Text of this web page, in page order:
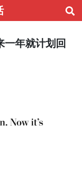
一年就计划回